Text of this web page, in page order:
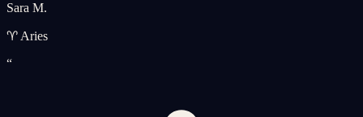
Sara M.
♈ Aries
“